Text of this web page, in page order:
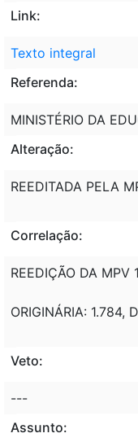
Link:
Texto integral
Referenda:
MINISTÉRIO DA
Alteração:
REEDITADA PELA
Correlação:
REEDIÇÃO DA
ORIGINÁRIA: 1.784,
Veto:
---
Assunto: